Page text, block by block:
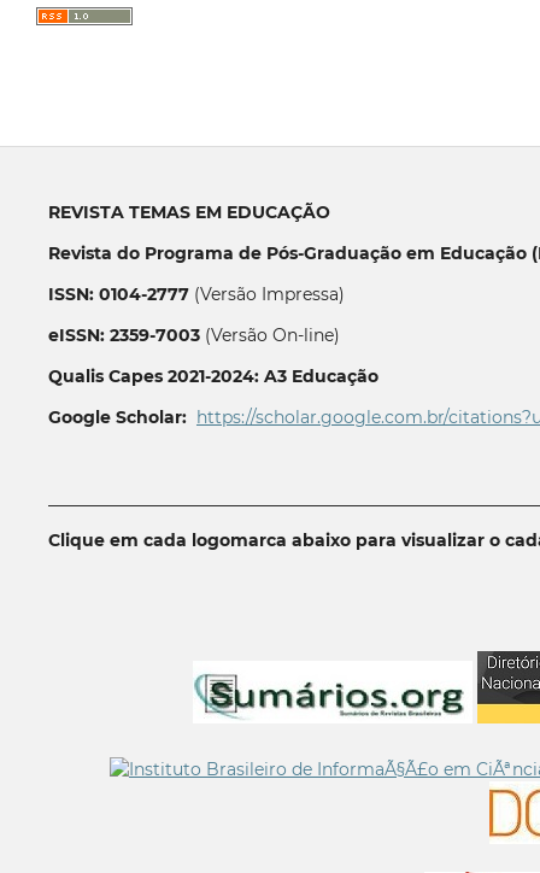
REVISTA TEMAS EM EDUCAÇÃO
Revista do Programa de Pós-Graduação em Educação
ISSN: 0104-2777(Versão Impressa)
eISSN: 2359-7003(Versão On-line)
Qualis Capes 2021-2024: A3 Educação
Google Scholar: https://scholar.google.com.br/
Clique em cada logomarca abaixo para visualizar o